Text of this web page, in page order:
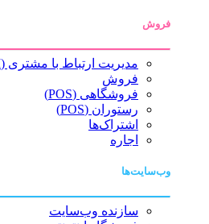
فروش
مدیریت ارتباط با مشتری (CRM)
فروش
فروشگاهی (POS)
رستوران (POS)
اشتراک‌ها
اجاره
وب‌سایت‌ها
سازنده وب‌سایت